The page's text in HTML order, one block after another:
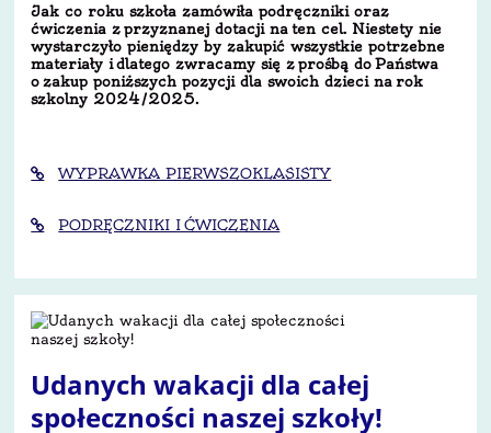
Jak co roku szkoła zamówiła podręczniki oraz
ćwiczenia z przyznanej dotacji na ten cel. Niestety nie
wystarczyło pieniędzy by zakupić wszystkie potrzebne
materiały i dlatego zwracamy się z prośbą do Państwa
o zakup poniższych pozycji dla swoich dzieci na rok
szkolny 2024/2025­­­­.
WYPRAWKA PIERWSZOKLASISTY
PODRĘCZNIKI I ĆWICZENIA
Udanych wakacji dla całej
społeczności naszej szkoły!